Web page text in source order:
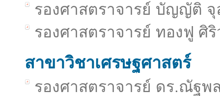
รองศาสตราจารย์ บัญญัติ
รองศาสตราจารย์ ทองฟู ศิ
สาขาวิชาเศรษฐศาสตร์
รองศาสตราจารย์ ดร.ณัฐ